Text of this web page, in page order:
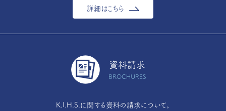
詳細はこちら
資料請求
BROCHURES
K.I.H.S.に関する資料の請求について。